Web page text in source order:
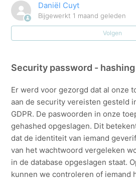
Relaties: Anti-Witwas
Relaties: tabblad Familie
Relatie: tabblad Prive
Relaties: tabblad Contacten
Relaties: tabblad Adressen
Daniël Cuyt
Bijgewerkt 1 maand geleden
Volgen
Security password - hashing
Er werd voor gezorgd dat al onze
aan de security vereisten gesteld
GDPR. De paswoorden in onze
gehashed opgeslagen. Dit
dat de identiteit van iemand
van het wachtwoord vergeleken
in de database opgeslagen staat.
kunnen we controleren of iemand